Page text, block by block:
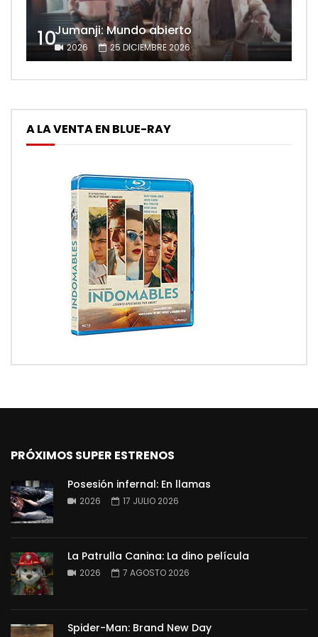
10Jumanji: Mundo abierto
2026 25 DICIEMBRE 2026
A LA VENTA EN BLUE-RAY
PRÓXIMOS SUPER ESTRENOS
Posesión infernal: En llamas
2026 17 JULIO 2026
La Patrulla Canina: La dino película
2026 7 AGOSTO 2026
Spider-Man: Brand New Day